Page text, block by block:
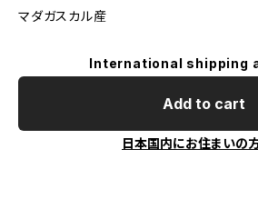
マダガスカル産
International shipping
Add to cart
日本国内にお住まいの